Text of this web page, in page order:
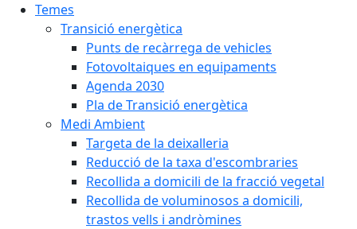
Temes
Transició energètica
Punts de recàrrega de vehicles
Fotovoltaiques en equipaments
Agenda 2030
Pla de Transició energètica
Medi Ambient
Targeta de la deixalleria
Reducció de la taxa d'escombraries
Recollida a domicili de la fracció vegetal
Recollida de voluminosos a domicili,
trastos vells i andròmines